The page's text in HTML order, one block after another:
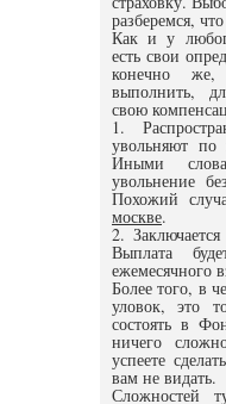
разберемся,
Как и у
есть свои
конечно же,
выполнить,
свою
1.
увольняют по
Иными
увольнение
Похожий
москве.
2.
Выплата
ежемесячного
Более того, в
уловок, это
состоять в
ничего
успеете
вам не видать.
Сложностей